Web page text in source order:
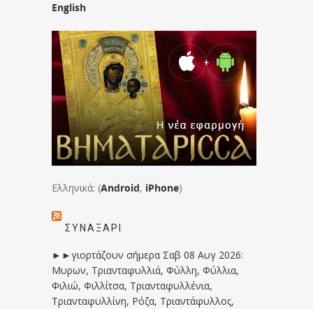
English
Ελληνικά: (Android, iPhone)
ΣΥΝΑΞΆΡΙ
►►γιορτάζουν σήμερα Σαβ 08 Αυγ 2026:
Μυρων, Τριανταφυλλιά, Φύλλη, Φύλλια,
Φιλιώ, Φιλλίτσα, Τριανταφυλλένια,
Τριανταφυλλίνη, Ρόζα, Τριαντάφυλλος,